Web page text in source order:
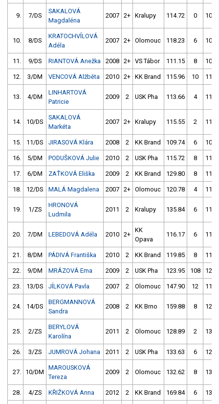
9. 7/DS
SAKALOVÁ
Magdaléna
2007 2+ Kralupy 114.72 0
10. 8/DS
KRATOCHVÍLOVÁ
Adéla
2007 2+ Olomouc 118.23 6
11. 9/DS RIANTOVÁ Anežka 2008 2+ VS Tábor 111.15 8
12. 3/DM VENCOVÁ Alžběta 2010 2+ KK Brand 115.96 10
13. 4/DM
LINHARTOVÁ
Patricie
2009 2 USK Pha 113.66 4
14. 10/DS
SAKALOVÁ
Markéta
2007 2+ Kralupy 115.55 2
15. 11/DS JIRASOVÁ Klára 2008 2 KK Brand 109.74 6
16. 5/DM PODUŠKOVÁ Julie 2010 2 USK Pha 115.72 8
17. 6/DM ZAŤKOVÁ Eliška 2009 2 KK Brand 129.80 8
18. 12/DS MALÁ Magdalena 2007 2+ Olomouc 120.78 4
19. 1/ZS
HRONOVÁ
Ludmila
2011 2 Kralupy 135.84 6
20. 7/DM LEBEDOVÁ Adéla 2010 2+
KK
Opava
116.17 6
21. 8/DM PÁDIVÁ Františka 2010 2 KK Brand 119.85 8
22. 9/DM MRÁZOVÁ Ema 2009 2 USK Pha 123.95 108
23. 13/DS JÍLKOVÁ Pavla 2007 2 Olomouc 147.90 12
24. 14/DS
BERGMANNOVÁ
Sandra
2008 2 KK Brno 159.88 8
25. 2/ZS
BERYLOVÁ
Karolína
2011 2 Olomouc 128.89 2
26. 3/ZS JUMROVÁ Johana 2011 2 USK Pha 133.63 6
27. 10/DM
MAROUSKOVÁ
Tereza
2009 2 Olomouc 132.62 8
28. 4/ZS KŘIŽKOVÁ Anna 2012 2 KK Brand 169.84 6